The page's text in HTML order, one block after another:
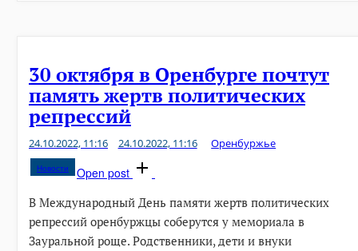
30 октября в Оренбурге почтут
память жертв политических
репрессий
24.10.2022, 11:16 24.10.2022, 11:16 Оренбуржье
Новости
Open post
В Международный День памяти жертв политических
репрессий оренбуржцы соберутся у мемориала в
Зауральной роще. Родственники, дети и внуки